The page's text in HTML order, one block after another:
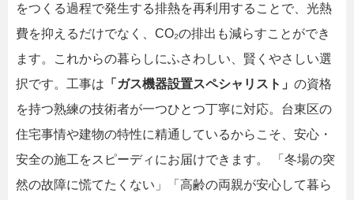
をつくる過程で発生する排熱を再利用することで、光熱
費を抑えるだけでなく、CO₂の排出も減らすことができ
ます。これからの暮らしにふさわしい、賢くやさしい選
択です。工事は 「ガス機器設置スペシャリスト」 の資格
を持つ熟練の技術者が一つひとつ丁寧に対応。台東区の
住宅事情や建物の特性に精通しているからこそ、安心・
安全の施工をスピーディにお届けできます。 「冬場の突
然の故障に慌てたくない」「高齢の両親が安心して暮ら